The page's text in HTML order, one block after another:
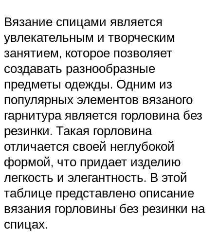
Вязание спицами является
увлекательным и творческим
занятием, которое позволяет
создавать разнообразные
предметы одежды. Одним из
популярных элементов вязаного
гарнитура является горловина без
резинки. Такая горловина
отличается своей неглубокой
формой, что придает изделию
легкость и элегантность. В этой
таблице представлено описание
вязания горловины без резинки на
спицах.